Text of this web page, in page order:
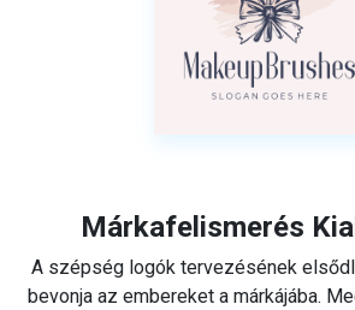
Márkafelismerés
A szépség logók tervezésének
bevonja az embereket a márkájába.